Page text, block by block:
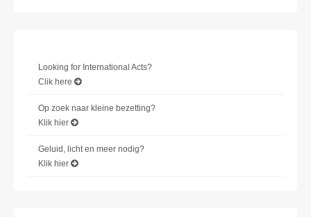
Looking for International Acts?
Clik here
Op zoek naar kleine bezetting?
Klik hier
Geluid, licht en meer nodig?
Klik hier